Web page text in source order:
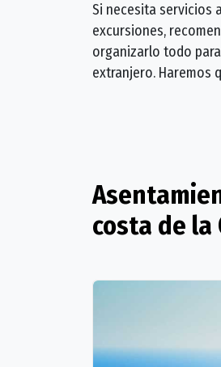
Si necesita servicios
excursiones,
organizarlo todo
extranjero. Haremos
costa de la